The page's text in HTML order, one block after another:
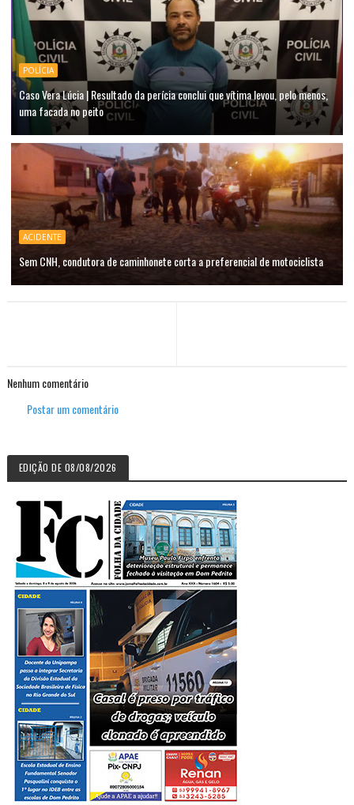
POLÍCIA
Caso Vera Lúcia | Resultado da perícia conclui que vítima levou, pelo menos,
uma facada no peito
ACIDENTE
Sem CNH, condutora de caminhonete corta a preferencial de motociclista
Nenhum comentário
Postar um comentário
EDIÇÃO DE 08/08/2026